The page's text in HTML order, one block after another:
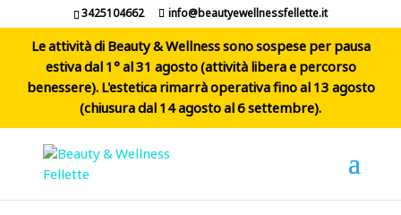
3425104662 info@beautyewellnessfellette.it
Le attività di Beauty & Wellness sono sospese per pausa
estiva dal 1° al 31 agosto (attività libera e percorso
benessere). L'estetica rimarrà operativa fino al 13 agosto
(chiusura dal 14 agosto al 6 settembre).